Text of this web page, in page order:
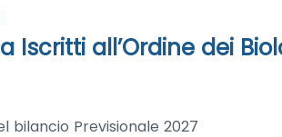
Iscritti all’Ordine dei
bilancio Previsionale 2027